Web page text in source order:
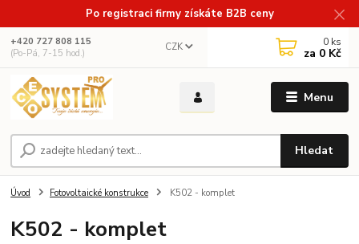
Po registraci firmy získáte B2B ceny
Menu
CZK
Hledat
+420 727 808 115
(Po-Pá, 7-15 hod.)
0 ks
za 0 Kč
Úvod Fotovoltaické konstrukce K502 - komplet
K502 - komplet